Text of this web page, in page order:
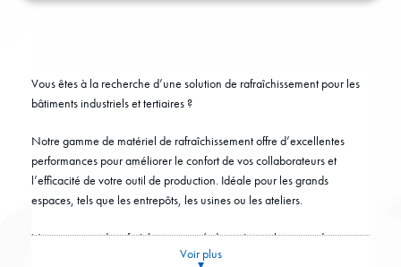
Vous êtes à la recherche d’une solution de rafraîchissement pour les
bâtiments industriels et tertiaires ?
Notre gamme de matériel de rafraîchissement offre d’excellentes
performances pour améliorer le confort de vos collaborateurs et
l’efficacité de votre outil de production. Idéale pour les grands
espaces, tels que les entrepôts, les usines ou les ateliers.
Notre gamme de rafraîchissement s’adapte à tous les types de
bâtiments isolés ou non isolés, avec des avantages clés.
Voir plus